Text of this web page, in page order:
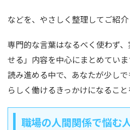
などを、やさしく整理してご紹介
専門的な言葉はなるべく使わず
せる」内容を中心にまとめていま
読み進める中で、あなたが少し
らしく働けるきっかけになること
職場の人間関係で悩む